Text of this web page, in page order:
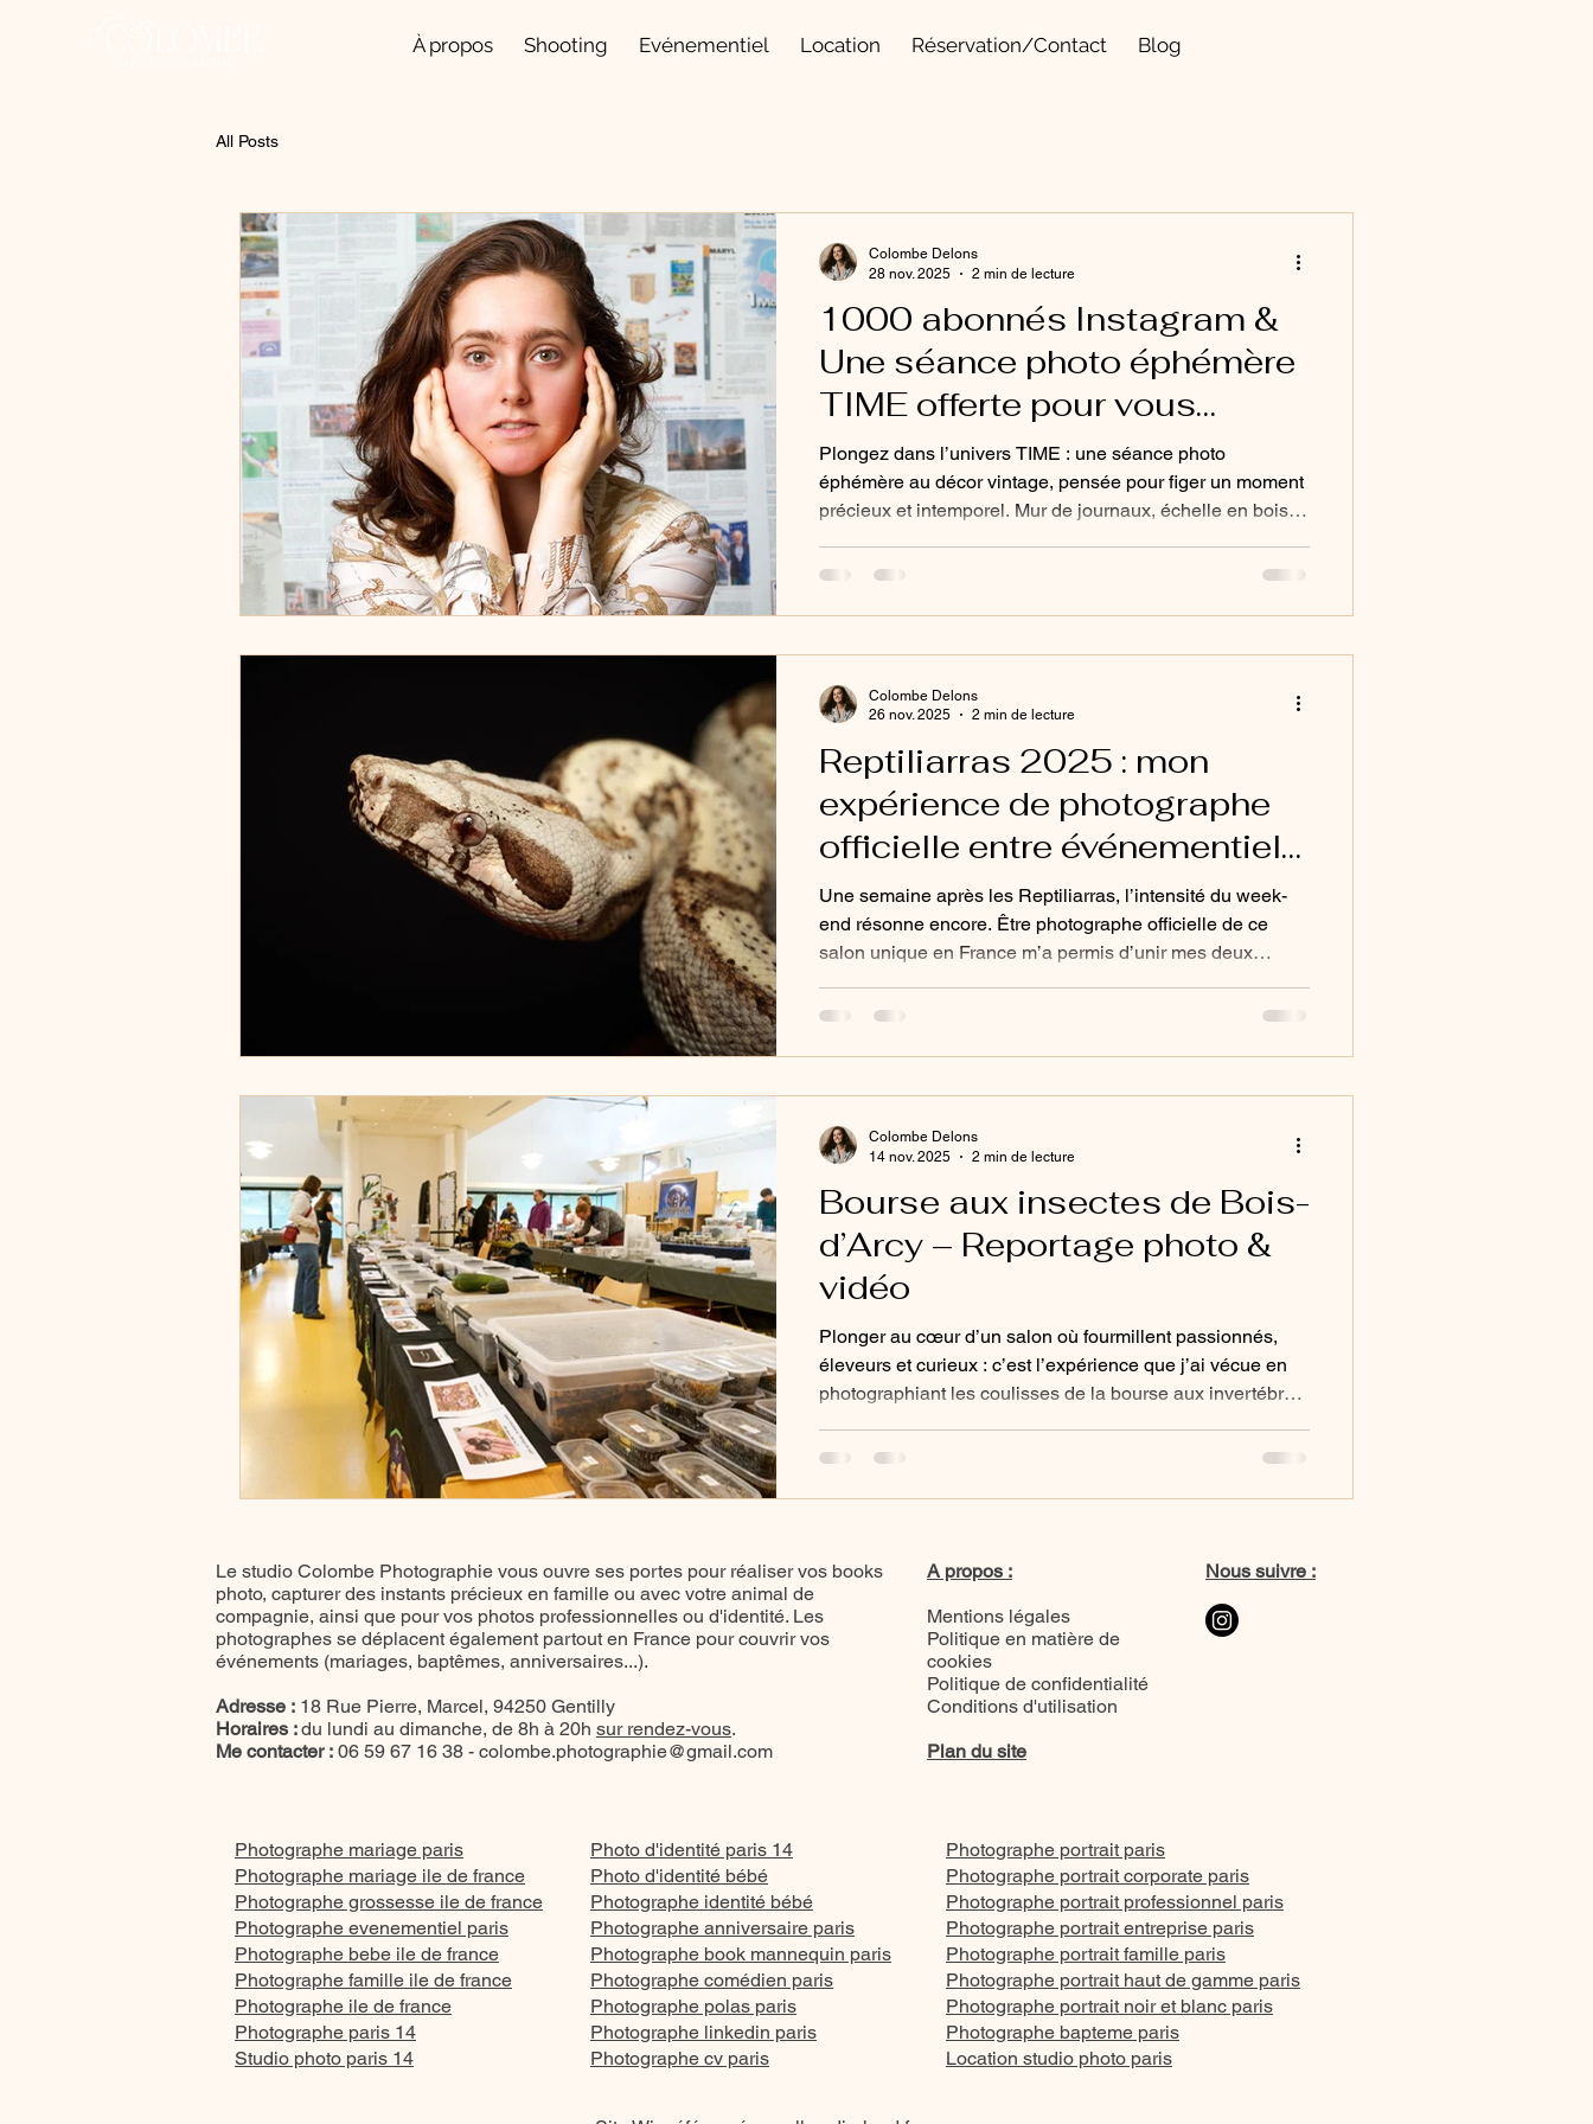
À propos Shooting Evénementiel Location Réservation/Contact Blog
All Posts
1000 abonnés Instagram &
Une séance photo éphémère
TIME offerte pour vous
remercier
Plongez dans l’univers TIME : une séance photo
éphémère au décor vintage, pensée pour figer un moment
précieux et intemporel. Mur de journaux, échelle en bois,
du temps où chaque portrait raconte une histoire.
unique.
Colombe Delons
28 nov. 2025
2 min de lecture
Reptiliarras 2025 : mon
expérience de photographe
officielle entre événementiel
et animalier
Une semaine après les Reptiliarras, l’intensité du week-
end résonne encore. Être photographe officielle de ce
salon unique en France m’a permis d’unir mes deux
Deux jours au cœur des reptiles, amphibiens, arthropodes
vivant.
Colombe Delons
26 nov. 2025
2 min de lecture
Bourse aux insectes de Bois-
d’Arcy – Reportage photo &
vidéo
Plonger au cœur d’un salon où fourmillent passionnés,
éleveurs et curieux : c’est l’expérience que j’ai vécue en
photographiant les coulisses de la bourse aux invertébrés
et micro-mondes fascinants, ce reportage révèle ce qui se
vibrante, au plus près du vivant.
Colombe Delons
14 nov. 2025
2 min de lecture
Le studio Colombe Photographie vous ouvre ses portes pour réaliser vos books
photo, capturer des instants précieux en famille ou avec votre animal de
compagnie, ainsi que pour vos photos professionnelles ou d'identité. Les
photographes se déplacent également partout en France pour couvrir vos
événements (mariages, baptêmes, anniversaires...).
Adresse : 18 Rue Pierre, Marcel, 94250 Gentilly
Horaires :du lundi au dimanche, de 8h à 20h sur rendez-vous.
Me contacter : 06 59 67 16 38 - colombe.photographie@gmail.com
A propos :
Mentions légales
Politique en matière de
cookies
Politique de confidentialité
Conditions d'utilisation
Plan du site
Nous suivre :
Photographe mariage paris
Photographe mariage ile de france
Photographe grossesse ile de france
Photographe evenementiel paris
Photographe bebe ile de france
Photographe famille ile de france
Photographe ile de france
Photographe paris 14
Studio photo paris 14
Photo d'identité paris 14
Photo d'identité bébé
Photographe identité bébé
Photographe anniversaire paris
Photographe book mannequin paris
Photographe comédien paris
Photographe polas paris
Photographe linkedin paris
Photographe cv paris
Photographe portrait paris
Photographe portrait corporate paris
Photographe portrait professionnel paris
Photographe portrait entreprise paris
Photographe portrait famille paris
Photographe portrait haut de gamme paris
Photographe portrait noir et blanc paris
Photographe bapteme paris
Location studio photo paris